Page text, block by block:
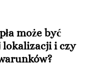
może być
lokalizacji i czy